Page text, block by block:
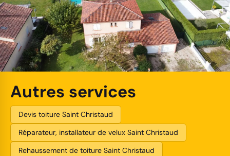
Autres services
Devis toiture Saint Christaud
Réparateur, installateur de velux Saint Christaud
Rehaussement de toiture Saint Christaud